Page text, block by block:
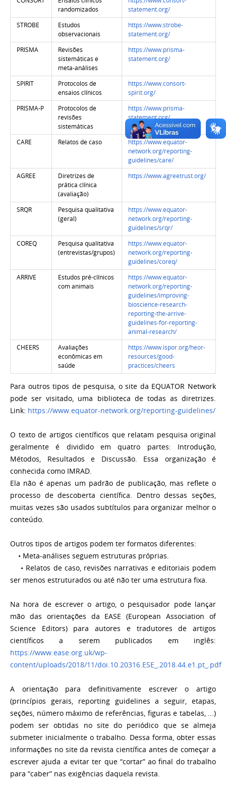
randomizados
statement.org/
STROBE
Estudos
observacionais
https://www.strobe-
statement.org/
PRISMA
Revisões
sistemáticas e
meta-análises
https://www.prisma-
statement.org/
SPIRIT
Protocolos de
ensaios clínicos
https://www.consort-
spirit.org/
PRISMA-P
Protocolos de
revisões
sistemáticas
https://www.prisma-
statement.org/
CARE Relatos de caso
https://www.equator-
network.org/reporting-
guidelines/care/
AGREE
Diretrizes de
prática clínica
(avaliação)
https://www.agreetrust.org/
SRQR
Pesquisa qualitativa
(geral)
https://www.equator-
network.org/reporting-
guidelines/srqr/
COREQ
Pesquisa qualitativa
(entrevistas/grupos)
https://www.equator-
network.org/reporting-
guidelines/coreq/
ARRIVE
Estudos pré-clínicos
com animais
https://www.equator-
network.org/reporting-
guidelines/improving-
bioscience-research-
reporting-the-arrive-
guidelines-for-reporting-
animal-research/
CHEERS
Avaliações
econômicas em
saúde
https://www.ispor.org/heor-
resources/good-
practices/cheers
Para outros tipos de pesquisa, o site da EQUATOR Network
pode ser visitado, uma biblioteca de todas as diretrizes.
Link: https://www.equator-network.org/reporting-guidelines/
O texto de artigos científicos que relatam pesquisa original
geralmente é dividido em quatro partes: Introdução,
Métodos, Resultados e Discussão. Essa organização é
conhecida como IMRAD.
Ela não é apenas um padrão de publicação, mas reflete o
processo de descoberta científica. Dentro dessas seções,
muitas vezes são usados subtítulos para organizar melhor o
conteúdo.
Outros tipos de artigos podem ter formatos diferentes:
• Meta-análises seguem estruturas próprias.
• Relatos de caso, revisões narrativas e editoriais podem
ser menos estruturados ou até não ter uma estrutura fixa.
Na hora de escrever o artigo, o pesquisador pode lançar
mão das orientações da EASE (European Association of
Science Editors) para autores e tradutores de artigos
científicos a serem publicados em inglês:
https://www.ease.org.uk/wp-
content/uploads/2018/11/doi.10.20316.ESE_.2018.44.e1.pt_.pdf
A orientação para definitivamente escrever o artigo
(princípios gerais, reporting guidelines a seguir, etapas,
seções, número máximo de referências, figuras e tabelas, ...)
podem ser obtidas no site do periódico que se almeja
submeter inicialmente o trabalho. Dessa forma, obter essas
informações no site da revista científica antes de começar a
escrever ajuda a evitar ter que “cortar” ao final do trabalho
para “caber” nas exigências daquela revista.